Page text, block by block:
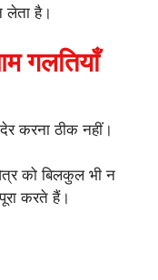
लेता है।
गलतियाँ
करना ठीक नहीं।
को बिलकुल भी न
करते हैं।